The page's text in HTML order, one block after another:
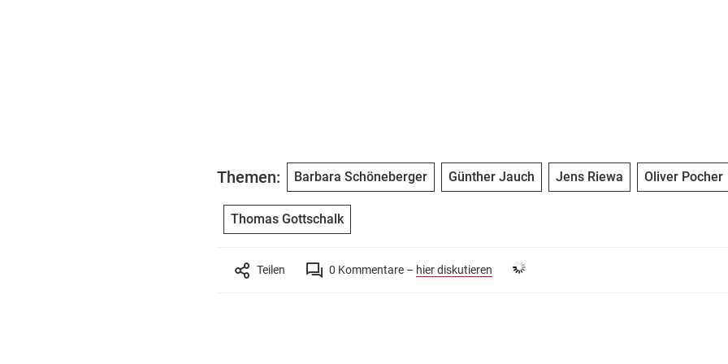
Themen: Barbara Schöneberger Günther Jauch Jens Riewa Oliver Pocher
Thomas Gottschalk
Teilen 0 Kommentare – hier diskutieren